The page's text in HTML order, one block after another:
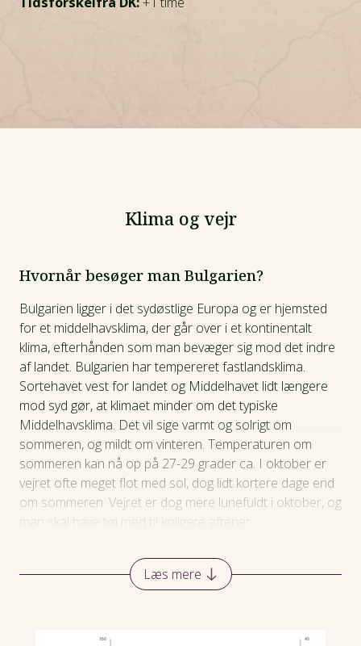
Klima og vejr
Hvornår besøger man Bulgarien?
Bulgarien ligger i det sydøstlige Europa og er hjemsted
for et middelhavsklima, der går over i et kontinentalt
klima, efterhånden som man bevæger sig mod det indre
af landet. Bulgarien har tempereret fastlandsklima.
Sortehavet vest for landet og Middelhavet lidt længere
mod syd gør, at klimaet minder om det typiske
Middelhavsklima. Det vil sige varmt og solrigt om
sommeren, og mildt om vinteren. Temperaturen om
sommeren kan nå op på 27-29 grader ca. I oktober er
vejret ofte meget flot med sol, dog lidt kortere dage end
om sommeren. Vejret er dog mere lunefuldt i oktober, og
man skal have tøj med til køligere aftener.
Læs mere